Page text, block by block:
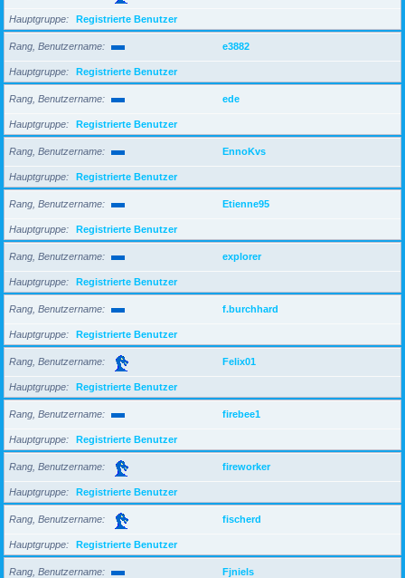
Hauptgruppe Registrierte Benutzer
Rang, Benutzername e3882
Hauptgruppe Registrierte Benutzer
Rang, Benutzername ede
Hauptgruppe Registrierte Benutzer
Rang, Benutzername EnnoKvs
Hauptgruppe Registrierte Benutzer
Rang, Benutzername Etienne95
Hauptgruppe Registrierte Benutzer
Rang, Benutzername explorer
Hauptgruppe Registrierte Benutzer
Rang, Benutzername f.burchhard
Hauptgruppe Registrierte Benutzer
Rang, Benutzername Felix01
Hauptgruppe Registrierte Benutzer
Rang, Benutzername firebee1
Hauptgruppe Registrierte Benutzer
Rang, Benutzername fireworker
Hauptgruppe Registrierte Benutzer
Rang, Benutzername fischerd
Hauptgruppe Registrierte Benutzer
Rang, Benutzername Fjniels